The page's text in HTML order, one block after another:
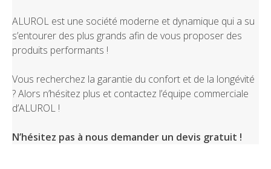
ALUROL est une société moderne et dynamique qui a su
s’entourer des plus grands afin de vous proposer des
produits performants !
Vous recherchez la garantie du confort et de la longévité
? Alors n’hésitez plus et contactez l’équipe commerciale
d’ALUROL !
N’hésitez pas à nous demander un devis gratuit !